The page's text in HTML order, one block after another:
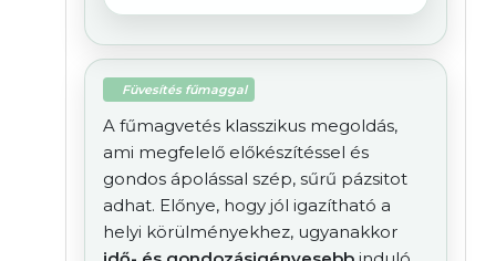
Füvesítés fűmaggal
A fűmagvetés klasszikus megoldás,
ami megfelelő előkészítéssel és
gondos ápolással szép, sűrű pázsitot
adhat. Előnye, hogy jól igazítható a
helyi körülményekhez, ugyanakkor